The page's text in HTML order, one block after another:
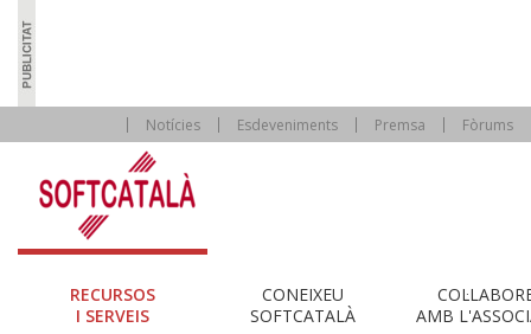
Notícies Esdeveniments Premsa Fòrums
RECURSOS
I SERVEIS
CONEIXEU
SOFTCATALÀ
AMB